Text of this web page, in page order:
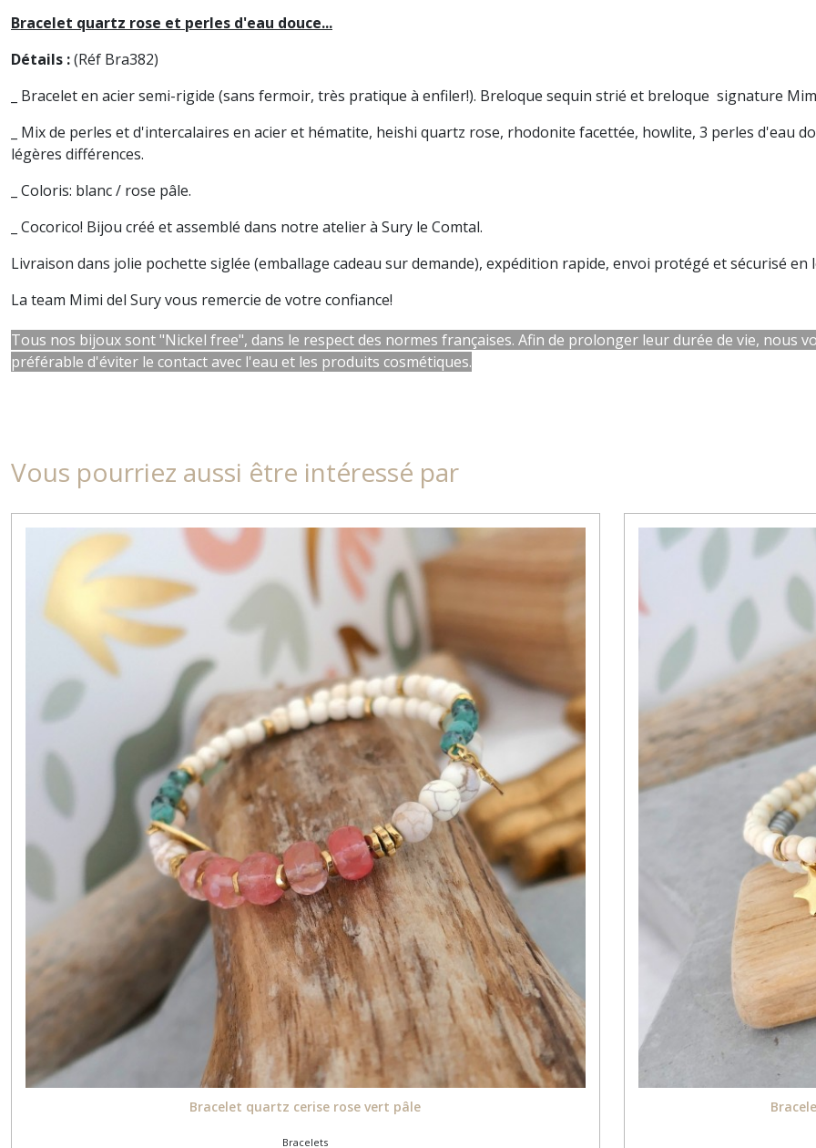
Bracelet quartz rose et perles d'eau douce...
Détails :(Réf Bra382)
_ Bracelet en acier semi-rigide (sans fermoir, très pratique à enfiler!). Breloque sequin strié et breloque signature
_ Mix de perles et d'intercalaires en acier et hématite, heishi quartz rose, rhodonite facettée, howlite, 3 perles d'eau
légères différences.
_ Coloris: blanc / rose pâle.
_ Cocorico! Bijou créé et assemblé dans notre atelier à Sury le Comtal.
Livraison dans jolie pochette siglée (emballage cadeau sur demande), expédition rapide, envoi protégé et sécurisé en
La team Mimi del Sury vous remercie de votre confiance!
Tous nos bijoux sont "Nickel free", dans le respect des normes françaises. Afin de prolonger leur durée de vie, nous
préférable d'éviter le contact avec l'eau et les produits cosmétiques.
Vous pourriez aussi être intéressé par
Bracelet quartz cerise rose vert pâle
Bracelets